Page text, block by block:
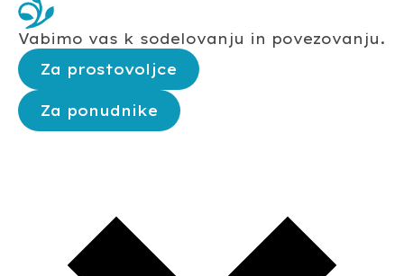
Vabimo vas k sodelovanju in povezovanju.
Za prostovoljce
Za ponudnike